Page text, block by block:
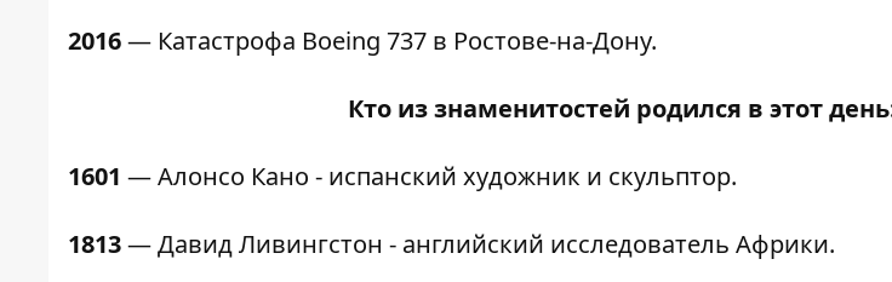
2016— Катастрофа Boeing 737 в Ростове-на-Дону.
Кто из знаменитостей родился в этот
1601 — Алонсо Кано - испанский художник и скульптор.
1813— Давид Ливингстон - английский исследователь Африки.